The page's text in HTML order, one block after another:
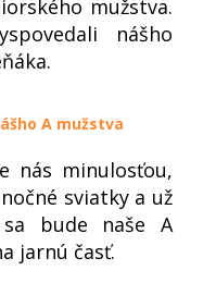
mužstva.
nášho
A mužstva
nás minulosťou,
sviatky a už
bude naše A
jarnú časť.